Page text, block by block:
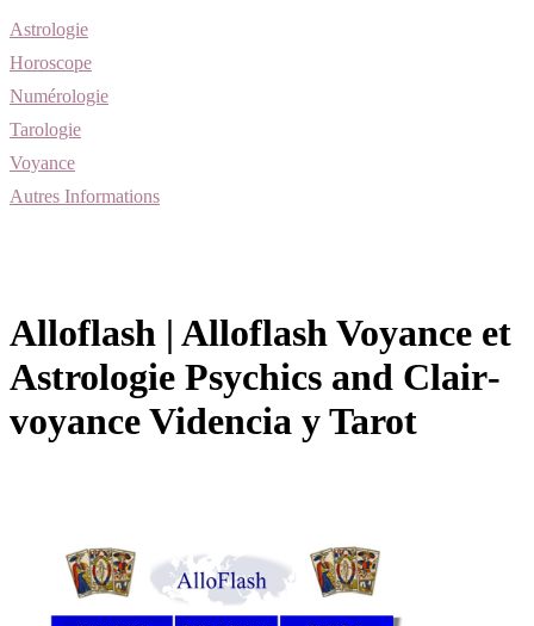
Astrologie
Horoscope
Numérologie
Tarologie
Voyance
Autres Informations
Alloflash | Alloflash Voyance et
Astrologie Psychics and Clair­
vo­yan­ce Videncia y Tarot